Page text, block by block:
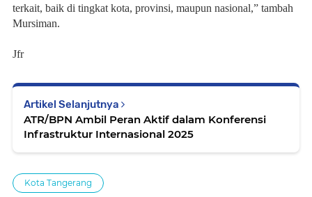
terkait, baik di tingkat kota, provinsi, maupun nasional,” tambah
Mursiman.
Jfr
Artikel Selanjutnya
ATR/BPN Ambil Peran Aktif dalam Konferensi
Infrastruktur Internasional 2025
Kota Tangerang